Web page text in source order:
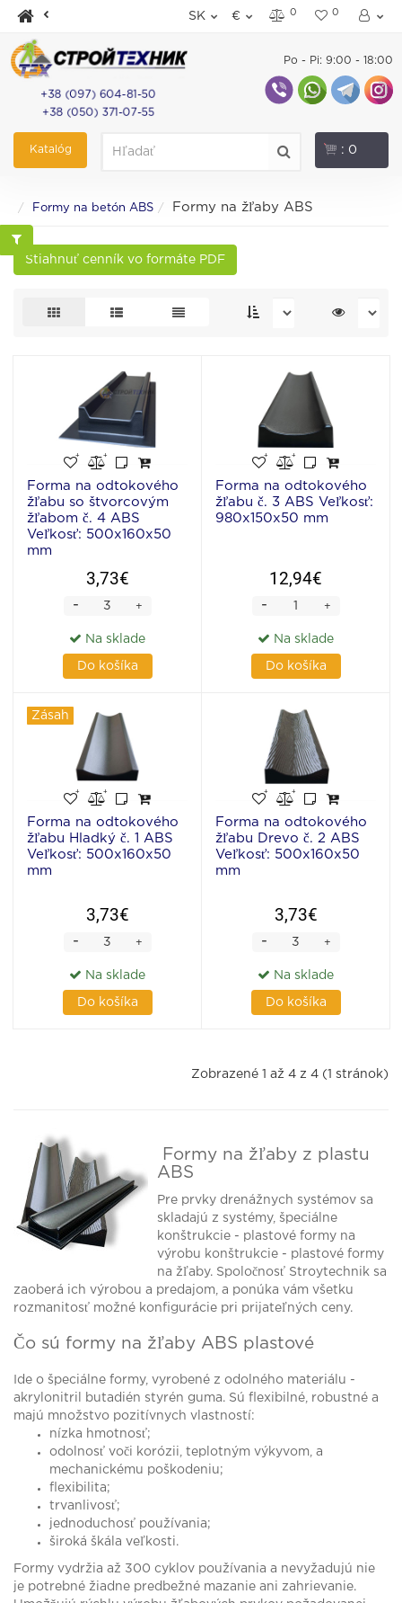
SK € 0 0
+38 (097) 604-81-50
+38 (050) 371-07-55
Po - Pi: 9:00 - 18:00
Katalóg : 0
Formy na betón ABS Formy na žľaby ABS
Stiahnuť cenník vo formáte PDF
Forma na odtokového
žľabu so štvorcovým
žľabom č. 4 ABS
Veľkosť: 500х160х50
mm
3,73€
+
-
Na sklade
Do košíka
Forma na odtokového
žľabu č. 3 ABS Veľkosť:
980х150х50 mm
12,94€
+
-
Na sklade
Do košíka
Zásah
Forma na odtokového
žľabu Hladký č. 1 ABS
Veľkosť: 500х160х50
mm
3,73€
+
-
Na sklade
Do košíka
Forma na odtokového
žľabu Drevo č. 2 ABS
Veľkosť: 500х160х50
mm
3,73€
+
-
Na sklade
Do košíka
Zobrazené 1 až 4 z 4 (1 stránok)
Formy na žľaby z plastu
ABS
Pre prvky drenážnych systémov sa
skladajú z systémy, špeciálne
konštrukcie - plastové formy na
výrobu konštrukcie - plastové formy
na žľaby. Spoločnosť Stroytechnik sa
zaoberá ich výrobou a predajom, a ponúka vám všetku
rozmanitosť možné konfigurácie pri prijateľných ceny.
Čo sú formy na žľaby ABS plastové
Ide o špeciálne formy, vyrobené z odolného materiálu -
akrylonitril butadién styrén guma. Sú flexibilné, robustné a
majú množstvo pozitívnych vlastností:
nízka hmotnosť;
odolnosť voči korózii, teplotným výkyvom, a
mechanickému poškodeniu;
flexibilita;
trvanlivosť;
jednoduchosť používania;
široká škála veľkosti.
Formy vydržia až 300 cyklov používania a nevyžadujú nie
je potrebné žiadne predbežné mazanie ani zahrievanie.